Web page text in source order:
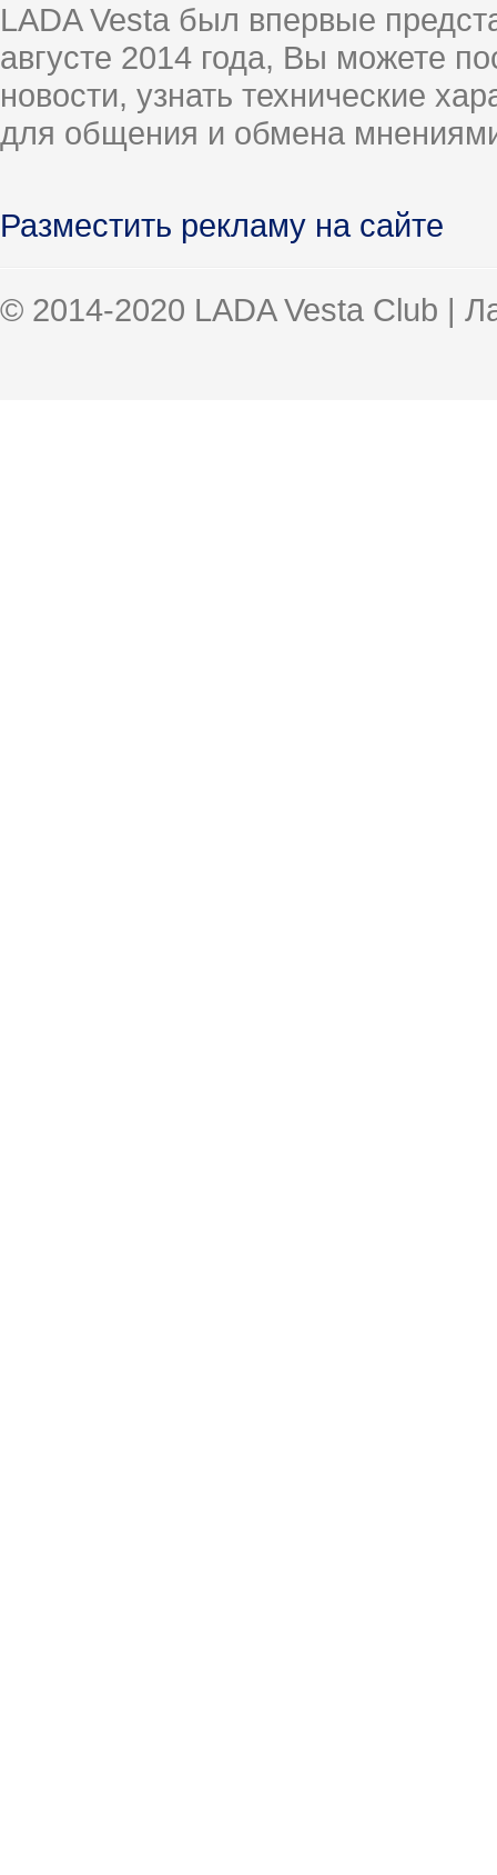
LADA Vesta был впервые
августе 2014 года, Вы можете
новости, узнать технические
для общения и обмена
Разместить рекламу на сайте
© 2014-2020 LADA Vesta Club |